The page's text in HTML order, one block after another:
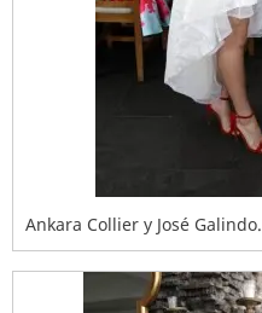
Ankara Collier y José Galindo.